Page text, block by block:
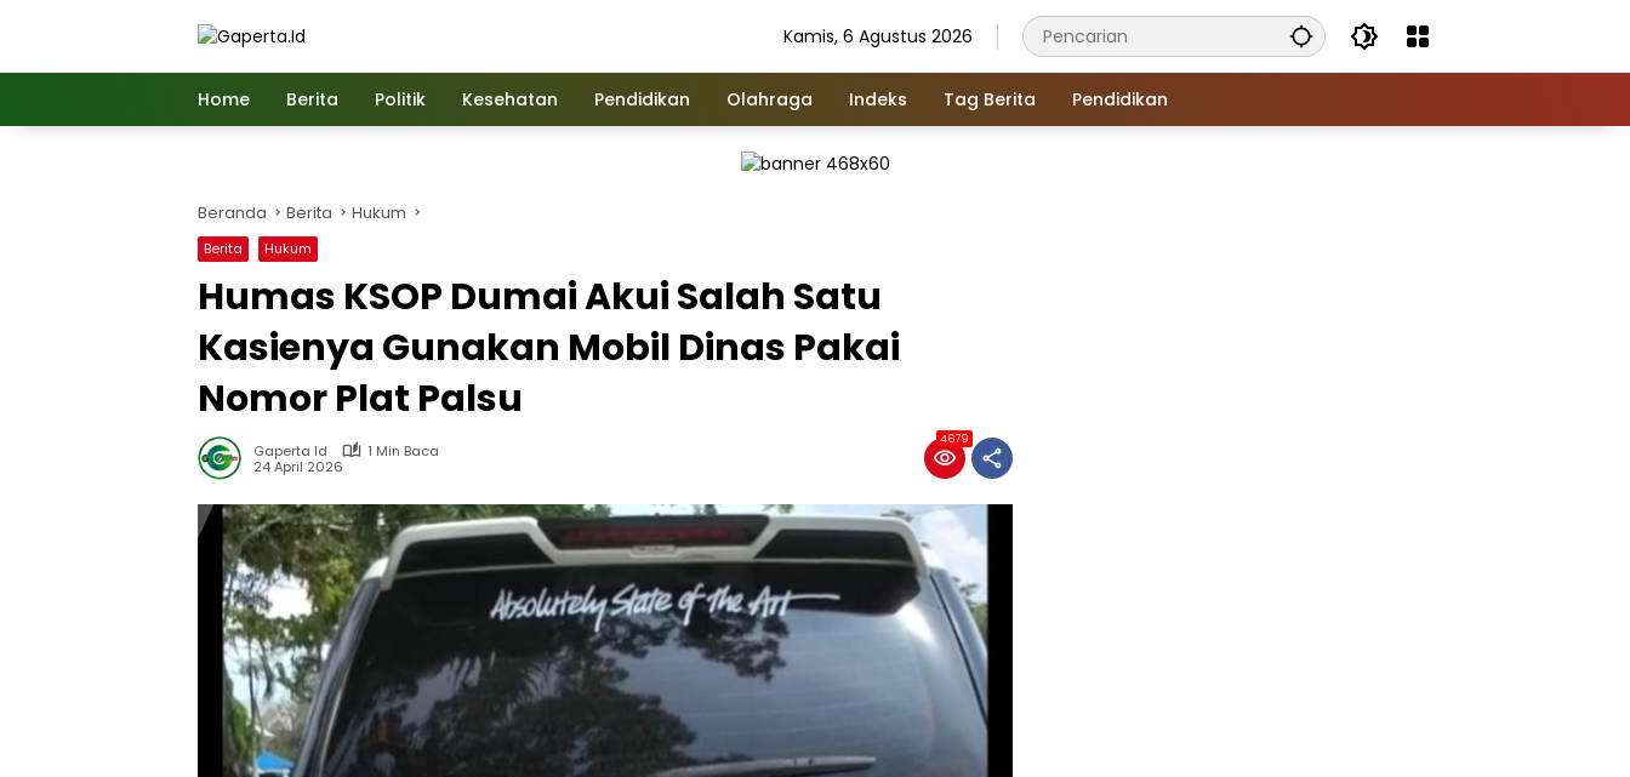
Kamis, 6 Agustus 2026
Home Berita Politik Kesehatan Pendidikan Olahraga Indeks Tag Berita Pendidikan
Beranda Berita Hukum
Berita Hukum
Humas KSOP Dumai Akui Salah Satu
Kasienya Gunakan Mobil Dinas Pakai
Nomor Plat Palsu
Gaperta Id
1 Min Baca
24 April 2026
4679